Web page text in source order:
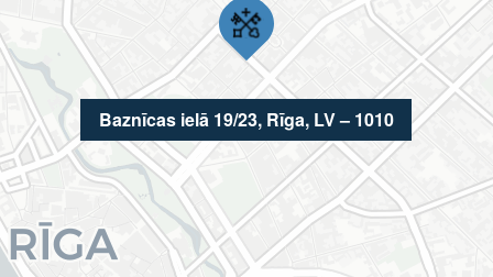
Baznīcas ielā 19/23, Rīga, LV – 1010